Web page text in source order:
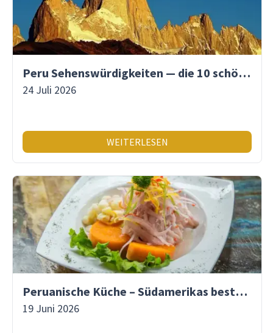
Peru Sehenswürdigkeiten — die 10 schönsten Orte
24 Juli 2026
WEITERLESEN
Peruanische Küche – Südamerikas beste Gastronomie
19 Juni 2026